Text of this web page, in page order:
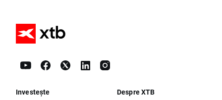
Investește Despre XTB